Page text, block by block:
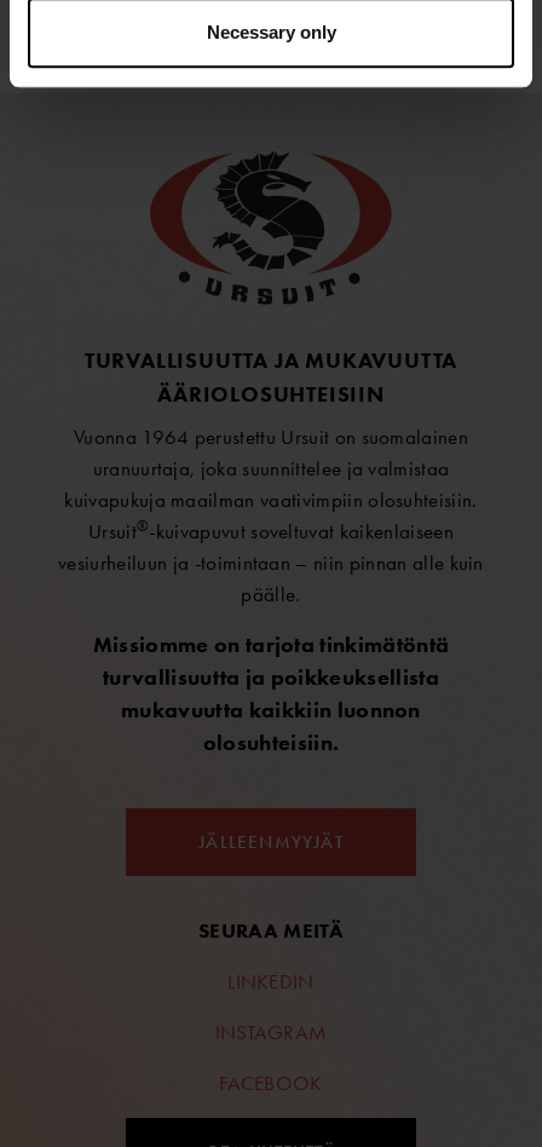
Necessary only
JÄLLEENMYYJÄT
SEURAA MEITÄ
LINKEDIN
INSTAGRAM
FACEBOOK
TURVALLISUUTTA JA MUKAVUUTTA
ÄÄRIOLOSUHTEISIIN
Vuonna 1964 perustettu Ursuit on suomalainen
uranuurtaja, joka suunnittelee ja valmistaa
kuivapukuja maailman vaativimpiin olosuhteisiin.
Ursuit®-kuivapuvut soveltuvat kaikenlaiseen
vesiurheiluun ja -toimintaan – niin pinnan alle kuin
päälle.
Missiomme on tarjota tinkimätöntä
turvallisuutta ja poikkeuksellista
mukavuutta kaikkiin luonnon
olosuhteisiin.